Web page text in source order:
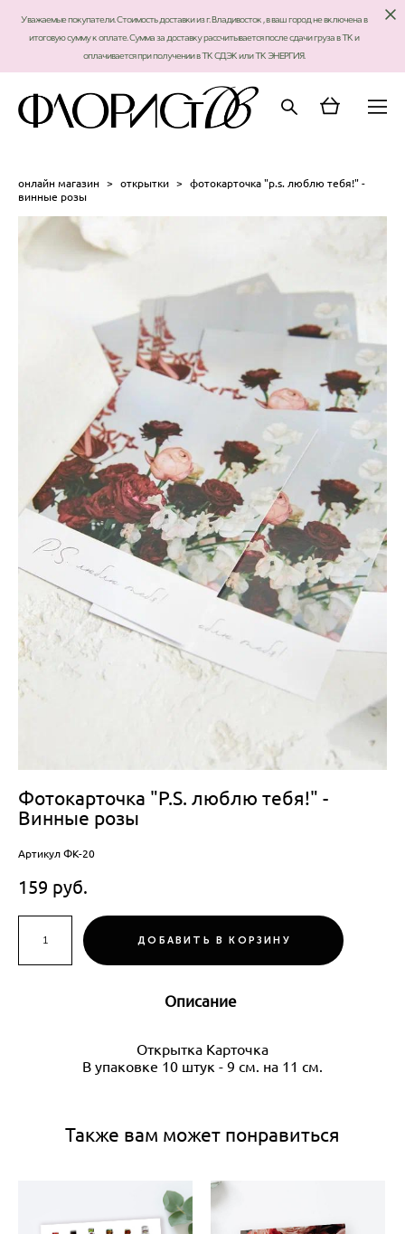
Уважаемые покупатели. Стоимость доставки из г. Владивосток , в ваш город не включена в
итоговую сумму к оплате. Сумма за доставку рассчитывается после сдачи груза в ТК и
оплачивается при получении в ТК СДЭК или ТК ЭНЕРГИЯ.
онлайн магазин > открытки > фотокарточка "p.s. люблю тебя!" -
винные розы
Фотокарточка "P.S. люблю тебя!" -
Винные розы
Артикул ФК-20
159 pуб.
ДОБАВИТЬ В КОРЗИНУ
Описание
Открытка Карточка
В упаковке 10 штук - 9 см. на 11 см.
Также вам может понравиться